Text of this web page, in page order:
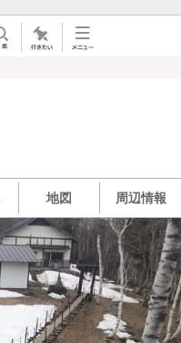
地図 周辺情報